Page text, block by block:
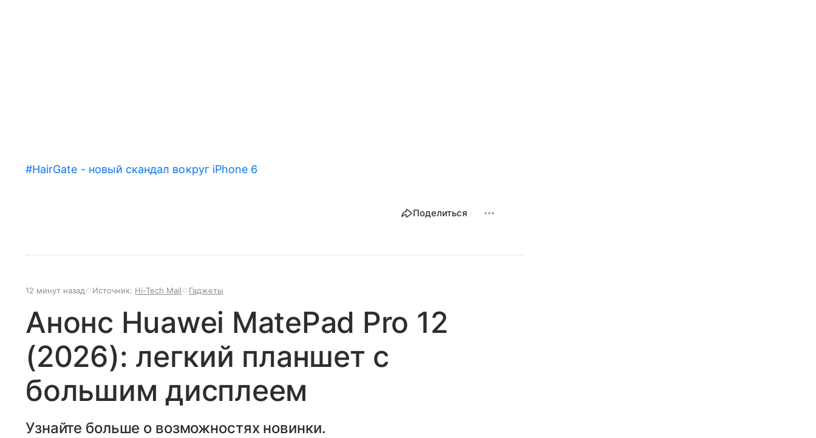
#HairGate - новый скандал вокруг iPhone 6
Поделиться
12 минут назад Источник: Hi-Tech Mail Гаджеты
Анонс Huawei MatePad Pro 12
(2026): легкий планшет с
большим дисплеем
Узнайте больше о возможностях новинки.